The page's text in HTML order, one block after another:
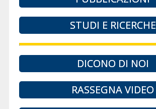
STUDI E RICERCHE
DICONO DI NOI
RASSEGNA VIDEO